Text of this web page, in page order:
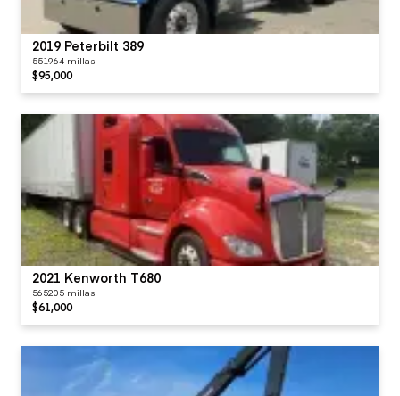
2019 Peterbilt 389
551964 millas
$95,000
2021 Kenworth T680
565205 millas
$61,000